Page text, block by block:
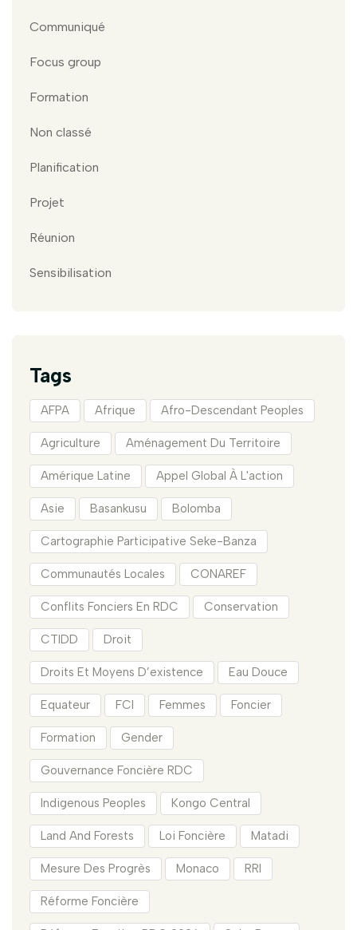
Communiqué
Focus group
Formation
Non classé
Planification
Projet
Réunion
Sensibilisation
Tags
AFPA Afrique Afro-Descendant Peoples
Agriculture Aménagement Du Territoire
Amérique Latine Appel Global À L'action
Asie Basankusu Bolomba
Cartographie Participative Seke-Banza
Communautés Locales CONAREF
Conflits Fonciers En RDC Conservation
CTIDD Droit
Droits Et Moyens D’existence Eau Douce
Equateur FCI Femmes Foncier
Formation Gender
Gouvernance Foncière RDC
Indigenous Peoples Kongo Central
Land And Forests Loi Foncière Matadi
Mesure Des Progrès Monaco RRI
Réforme Foncière